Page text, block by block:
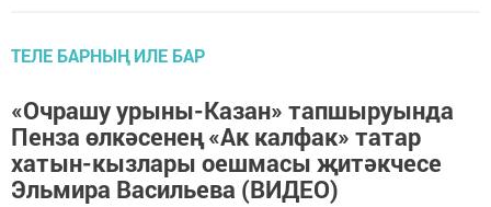
ТЕЛЕ БАРНЫҢ ИЛЕ БАР
«Очрашу урыны-Казан» тапшыруында
Пенза өлкәсенең «Ак калфак» татар
хатын-кызлары оешмасы җитәкчесе
Эльмира Васильева (ВИДЕО)